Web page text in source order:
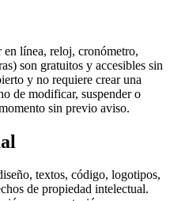
línea, reloj, cronómetro,
son gratuitos y accesibles sin
y no requiere crear una
de modificar, suspender o
sin previo aviso.
textos, código, logotipos,
de propiedad intelectual.